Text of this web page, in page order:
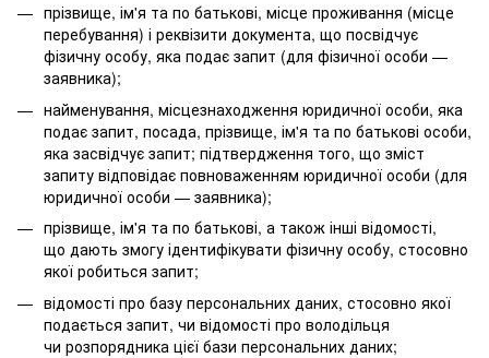
прізвище, ім'я та по батькові, місце проживання (місце
перебування) і реквізити документа, що посвідчує
фізичну особу, яка подає запит (для фізичної особи —
заявника);
найменування, місцезнаходження юридичної особи, яка
подає запит, посада, прізвище, ім'я та по батькові особи,
яка засвідчує запит; підтвердження того, що зміст
запиту відповідає повноваженням юридичної особи (для
юридичної особи — заявника);
прізвище, ім'я та по батькові, а також інші відомості,
що дають змогу ідентифікувати фізичну особу, стосовно
якої робиться запит;
відомості про базу персональних даних, стосовно якої
подається запит, чи відомості про володільця
чи розпорядника цієї бази персональних даних;